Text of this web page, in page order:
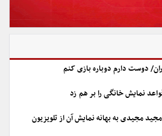
دوست دارم دوباره بازی کنم
نمایش خانگی را بر هم زد
مجید مجیدی به بهانه نمایش آن از تلویزیون